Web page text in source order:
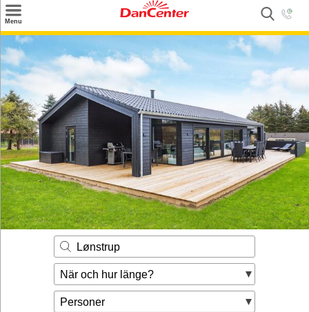
Menu
Sök
Tilbud
Inspiration
Info
Service
Kontakt
Husägare
Lønstrup
När och hur länge?
Personer